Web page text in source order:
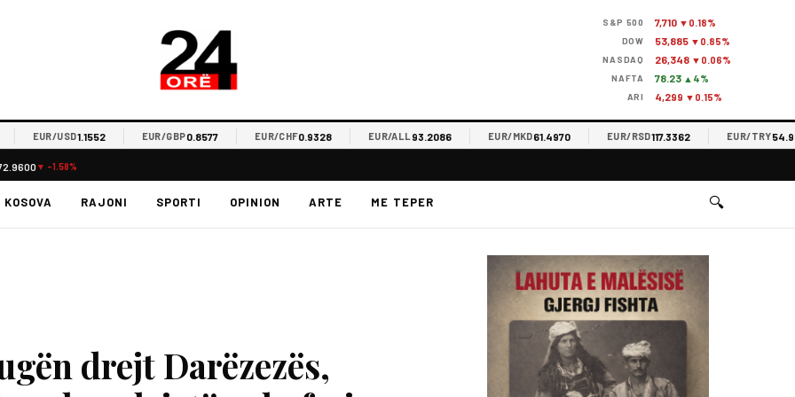
S&P 500 7,710 ▼0.18%
DOW 53,885 ▼0.85%
NASDAQ 26,348 ▼0.06%
NAFTA 78.23 ▲4%
ARI 4,299 ▼0.15%
EUR/USD1.1552 EUR/GBP0.8577 EUR/CHF0.9328 EUR/ALL93.2086 EUR/MKD61.4970 EUR/RSD117.3362 EUR/TRY54.9819
▼ -1.58%
KOSOVA RAJONI SPORTI OPINION ARTE ME TEPER 🔍
drejt Darëzezës,